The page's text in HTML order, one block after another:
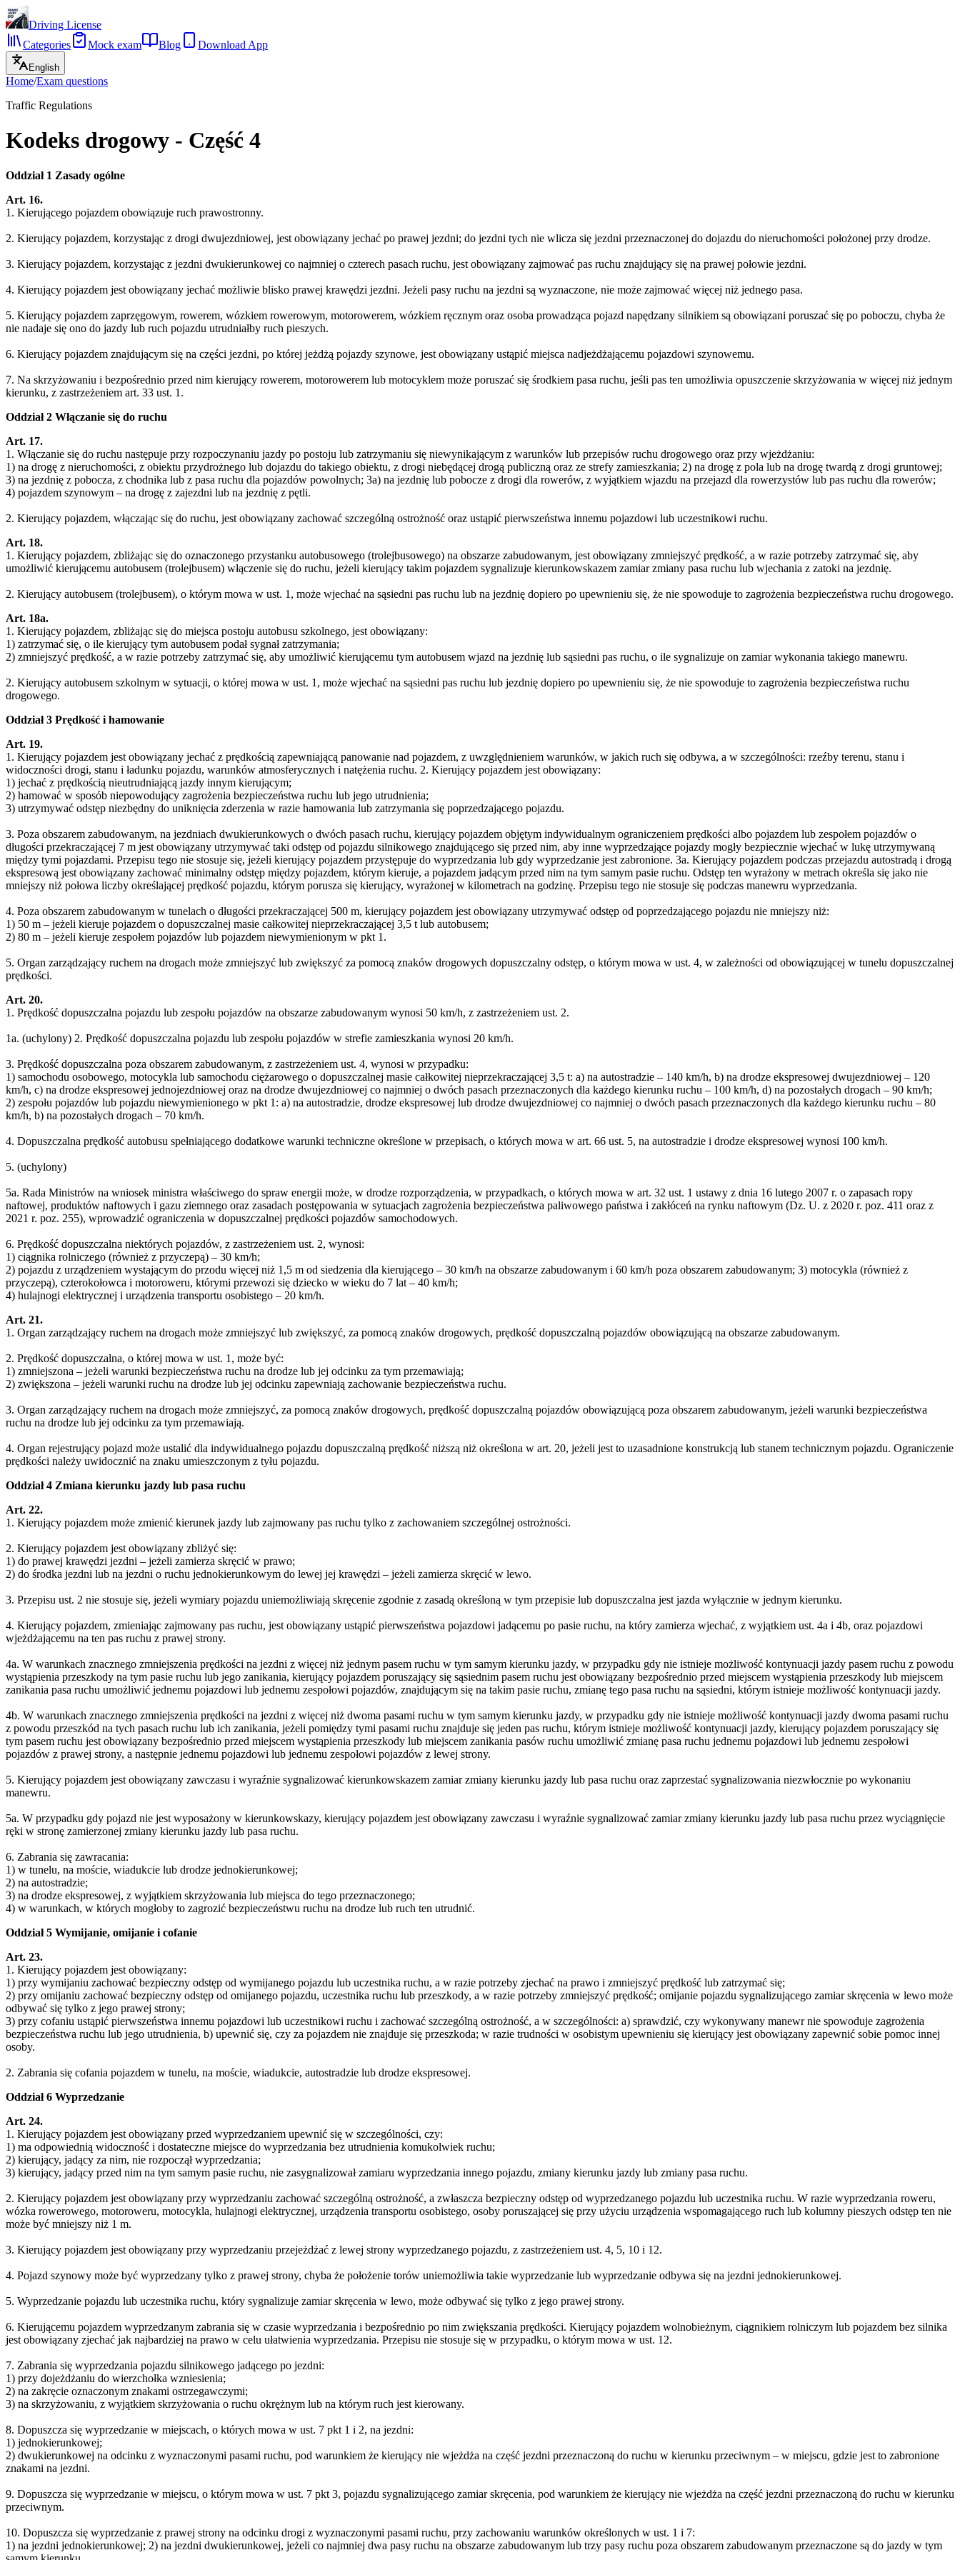
Driving License
Categories
Mock exam Blog Download App
English
Home/Exam questions
Traffic Regulations
Kodeks drogowy - Część 4
Oddział 1 Zasady ogólne
Art. 16.
1. Kierującego pojazdem obowiązuje ruch prawostronny.
2. Kierujący pojazdem, korzystając z drogi dwujezdniowej, jest obowiązany jechać po prawej jezdni; do jezdni tych nie wlicza się jezdni przeznaczonej do dojazdu do nieruchomości położonej przy drodze.
3. Kierujący pojazdem, korzystając z jezdni dwukierunkowej co najmniej o czterech pasach ruchu, jest obowiązany zajmować pas ruchu znajdujący się na prawej połowie jezdni.
4. Kierujący pojazdem jest obowiązany jechać możliwie blisko prawej krawędzi jezdni. Jeżeli pasy ruchu na jezdni są wyznaczone, nie może zajmować więcej niż jednego pasa.
5. Kierujący pojazdem zaprzęgowym, rowerem, wózkiem rowerowym, motorowerem, wózkiem ręcznym oraz osoba prowadząca pojazd napędzany silnikiem są obowiązani poruszać się po poboczu, chyba że
nie nadaje się ono do jazdy lub ruch pojazdu utrudniałby ruch pieszych.
6. Kierujący pojazdem znajdującym się na części jezdni, po której jeżdżą pojazdy szynowe, jest obowiązany ustąpić miejsca nadjeżdżającemu pojazdowi szynowemu.
7. Na skrzyżowaniu i bezpośrednio przed nim kierujący rowerem, motorowerem lub motocyklem może poruszać się środkiem pasa ruchu, jeśli pas ten umożliwia opuszczenie skrzyżowania w więcej niż jednym
kierunku, z zastrzeżeniem art. 33 ust. 1.
Oddział 2 Włączanie się do ruchu
Art. 17.
1. Włączanie się do ruchu następuje przy rozpoczynaniu jazdy po postoju lub zatrzymaniu się niewynikającym z warunków lub przepisów ruchu drogowego oraz przy wjeżdżaniu:
1) na drogę z nieruchomości, z obiektu przydrożnego lub dojazdu do takiego obiektu, z drogi niebędącej drogą publiczną oraz ze strefy zamieszkania; 2) na drogę z pola lub na drogę twardą z drogi gruntowej;
3) na jezdnię z pobocza, z chodnika lub z pasa ruchu dla pojazdów powolnych; 3a) na jezdnię lub pobocze z drogi dla rowerów, z wyjątkiem wjazdu na przejazd dla rowerzystów lub pas ruchu dla rowerów;
4) pojazdem szynowym – na drogę z zajezdni lub na jezdnię z pętli.
2. Kierujący pojazdem, włączając się do ruchu, jest obowiązany zachować szczególną ostrożność oraz ustąpić pierwszeństwa innemu pojazdowi lub uczestnikowi ruchu.
Art. 18.
1. Kierujący pojazdem, zbliżając się do oznaczonego przystanku autobusowego (trolejbusowego) na obszarze zabudowanym, jest obowiązany zmniejszyć prędkość, a w razie potrzeby zatrzymać się, aby
umożliwić kierującemu autobusem (trolejbusem) włączenie się do ruchu, jeżeli kierujący takim pojazdem sygnalizuje kierunkowskazem zamiar zmiany pasa ruchu lub wjechania z zatoki na jezdnię.
2. Kierujący autobusem (trolejbusem), o którym mowa w ust. 1, może wjechać na sąsiedni pas ruchu lub na jezdnię dopiero po upewnieniu się, że nie spowoduje to zagrożenia bezpieczeństwa ruchu drogowego.
Art. 18a.
1. Kierujący pojazdem, zbliżając się do miejsca postoju autobusu szkolnego, jest obowiązany:
1) zatrzymać się, o ile kierujący tym autobusem podał sygnał zatrzymania;
2) zmniejszyć prędkość, a w razie potrzeby zatrzymać się, aby umożliwić kierującemu tym autobusem wjazd na jezdnię lub sąsiedni pas ruchu, o ile sygnalizuje on zamiar wykonania takiego manewru.
2. Kierujący autobusem szkolnym w sytuacji, o której mowa w ust. 1, może wjechać na sąsiedni pas ruchu lub jezdnię dopiero po upewnieniu się, że nie spowoduje to zagrożenia bezpieczeństwa ruchu
drogowego.
Oddział 3 Prędkość i hamowanie
Art. 19.
1. Kierujący pojazdem jest obowiązany jechać z prędkością zapewniającą panowanie nad pojazdem, z uwzględnieniem warunków, w jakich ruch się odbywa, a w szczególności: rzeźby terenu, stanu i
widoczności drogi, stanu i ładunku pojazdu, warunków atmosferycznych i natężenia ruchu. 2. Kierujący pojazdem jest obowiązany:
1) jechać z prędkością nieutrudniającą jazdy innym kierującym;
2) hamować w sposób niepowodujący zagrożenia bezpieczeństwa ruchu lub jego utrudnienia;
3) utrzymywać odstęp niezbędny do uniknięcia zderzenia w razie hamowania lub zatrzymania się poprzedzającego pojazdu.
3. Poza obszarem zabudowanym, na jezdniach dwukierunkowych o dwóch pasach ruchu, kierujący pojazdem objętym indywidualnym ograniczeniem prędkości albo pojazdem lub zespołem pojazdów o
długości przekraczającej 7 m jest obowiązany utrzymywać taki odstęp od pojazdu silnikowego znajdującego się przed nim, aby inne wyprzedzające pojazdy mogły bezpiecznie wjechać w lukę utrzymywaną
między tymi pojazdami. Przepisu tego nie stosuje się, jeżeli kierujący pojazdem przystępuje do wyprzedzania lub gdy wyprzedzanie jest zabronione. 3a. Kierujący pojazdem podczas przejazdu autostradą i drogą
ekspresową jest obowiązany zachować minimalny odstęp między pojazdem, którym kieruje, a pojazdem jadącym przed nim na tym samym pasie ruchu. Odstęp ten wyrażony w metrach określa się jako nie
mniejszy niż połowa liczby określającej prędkość pojazdu, którym porusza się kierujący, wyrażonej w kilometrach na godzinę. Przepisu tego nie stosuje się podczas manewru wyprzedzania.
4. Poza obszarem zabudowanym w tunelach o długości przekraczającej 500 m, kierujący pojazdem jest obowiązany utrzymywać odstęp od poprzedzającego pojazdu nie mniejszy niż:
1) 50 m – jeżeli kieruje pojazdem o dopuszczalnej masie całkowitej nieprzekraczającej 3,5 t lub autobusem;
2) 80 m – jeżeli kieruje zespołem pojazdów lub pojazdem niewymienionym w pkt 1.
5. Organ zarządzający ruchem na drogach może zmniejszyć lub zwiększyć za pomocą znaków drogowych dopuszczalny odstęp, o którym mowa w ust. 4, w zależności od obowiązującej w tunelu dopuszczalnej
prędkości.
Art. 20.
1. Prędkość dopuszczalna pojazdu lub zespołu pojazdów na obszarze zabudowanym wynosi 50 km/h, z zastrzeżeniem ust. 2.
1a. (uchylony) 2. Prędkość dopuszczalna pojazdu lub zespołu pojazdów w strefie zamieszkania wynosi 20 km/h.
3. Prędkość dopuszczalna poza obszarem zabudowanym, z zastrzeżeniem ust. 4, wynosi w przypadku:
1) samochodu osobowego, motocykla lub samochodu ciężarowego o dopuszczalnej masie całkowitej nieprzekraczającej 3,5 t: a) na autostradzie – 140 km/h, b) na drodze ekspresowej dwujezdniowej – 120
km/h, c) na drodze ekspresowej jednojezdniowej oraz na drodze dwujezdniowej co najmniej o dwóch pasach przeznaczonych dla każdego kierunku ruchu – 100 km/h, d) na pozostałych drogach – 90 km/h;
2) zespołu pojazdów lub pojazdu niewymienionego w pkt 1: a) na autostradzie, drodze ekspresowej lub drodze dwujezdniowej co najmniej o dwóch pasach przeznaczonych dla każdego kierunku ruchu – 80
km/h, b) na pozostałych drogach – 70 km/h.
4. Dopuszczalna prędkość autobusu spełniającego dodatkowe warunki techniczne określone w przepisach, o których mowa w art. 66 ust. 5, na autostradzie i drodze ekspresowej wynosi 100 km/h.
5. (uchylony)
5a. Rada Ministrów na wniosek ministra właściwego do spraw energii może, w drodze rozporządzenia, w przypadkach, o których mowa w art. 32 ust. 1 ustawy z dnia 16 lutego 2007 r. o zapasach ropy
naftowej, produktów naftowych i gazu ziemnego oraz zasadach postępowania w sytuacjach zagrożenia bezpieczeństwa paliwowego państwa i zakłóceń na rynku naftowym (Dz. U. z 2020 r. poz. 411 oraz z
2021 r. poz. 255), wprowadzić ograniczenia w dopuszczalnej prędkości pojazdów samochodowych.
6. Prędkość dopuszczalna niektórych pojazdów, z zastrzeżeniem ust. 2, wynosi:
1) ciągnika rolniczego (również z przyczepą) – 30 km/h;
2) pojazdu z urządzeniem wystającym do przodu więcej niż 1,5 m od siedzenia dla kierującego – 30 km/h na obszarze zabudowanym i 60 km/h poza obszarem zabudowanym; 3) motocykla (również z
przyczepą), czterokołowca i motoroweru, którymi przewozi się dziecko w wieku do 7 lat – 40 km/h;
4) hulajnogi elektrycznej i urządzenia transportu osobistego – 20 km/h.
Art. 21.
1. Organ zarządzający ruchem na drogach może zmniejszyć lub zwiększyć, za pomocą znaków drogowych, prędkość dopuszczalną pojazdów obowiązującą na obszarze zabudowanym.
2. Prędkość dopuszczalna, o której mowa w ust. 1, może być:
1) zmniejszona – jeżeli warunki bezpieczeństwa ruchu na drodze lub jej odcinku za tym przemawiają;
2) zwiększona – jeżeli warunki ruchu na drodze lub jej odcinku zapewniają zachowanie bezpieczeństwa ruchu.
3. Organ zarządzający ruchem na drogach może zmniejszyć, za pomocą znaków drogowych, prędkość dopuszczalną pojazdów obowiązującą poza obszarem zabudowanym, jeżeli warunki bezpieczeństwa
ruchu na drodze lub jej odcinku za tym przemawiają.
4. Organ rejestrujący pojazd może ustalić dla indywidualnego pojazdu dopuszczalną prędkość niższą niż określona w art. 20, jeżeli jest to uzasadnione konstrukcją lub stanem technicznym pojazdu. Ograniczenie
prędkości należy uwidocznić na znaku umieszczonym z tyłu pojazdu.
Oddział 4 Zmiana kierunku jazdy lub pasa ruchu
Art. 22.
1. Kierujący pojazdem może zmienić kierunek jazdy lub zajmowany pas ruchu tylko z zachowaniem szczególnej ostrożności.
2. Kierujący pojazdem jest obowiązany zbliżyć się:
1) do prawej krawędzi jezdni – jeżeli zamierza skręcić w prawo;
2) do środka jezdni lub na jezdni o ruchu jednokierunkowym do lewej jej krawędzi – jeżeli zamierza skręcić w lewo.
3. Przepisu ust. 2 nie stosuje się, jeżeli wymiary pojazdu uniemożliwiają skręcenie zgodnie z zasadą określoną w tym przepisie lub dopuszczalna jest jazda wyłącznie w jednym kierunku.
4. Kierujący pojazdem, zmieniając zajmowany pas ruchu, jest obowiązany ustąpić pierwszeństwa pojazdowi jadącemu po pasie ruchu, na który zamierza wjechać, z wyjątkiem ust. 4a i 4b, oraz pojazdowi
wjeżdżającemu na ten pas ruchu z prawej strony.
4a. W warunkach znacznego zmniejszenia prędkości na jezdni z więcej niż jednym pasem ruchu w tym samym kierunku jazdy, w przypadku gdy nie istnieje możliwość kontynuacji jazdy pasem ruchu z powodu
wystąpienia przeszkody na tym pasie ruchu lub jego zanikania, kierujący pojazdem poruszający się sąsiednim pasem ruchu jest obowiązany bezpośrednio przed miejscem wystąpienia przeszkody lub miejscem
zanikania pasa ruchu umożliwić jednemu pojazdowi lub jednemu zespołowi pojazdów, znajdującym się na takim pasie ruchu, zmianę tego pasa ruchu na sąsiedni, którym istnieje możliwość kontynuacji jazdy.
4b. W warunkach znacznego zmniejszenia prędkości na jezdni z więcej niż dwoma pasami ruchu w tym samym kierunku jazdy, w przypadku gdy nie istnieje możliwość kontynuacji jazdy dwoma pasami ruchu
z powodu przeszkód na tych pasach ruchu lub ich zanikania, jeżeli pomiędzy tymi pasami ruchu znajduje się jeden pas ruchu, którym istnieje możliwość kontynuacji jazdy, kierujący pojazdem poruszający się
tym pasem ruchu jest obowiązany bezpośrednio przed miejscem wystąpienia przeszkody lub miejscem zanikania pasów ruchu umożliwić zmianę pasa ruchu jednemu pojazdowi lub jednemu zespołowi
pojazdów z prawej strony, a następnie jednemu pojazdowi lub jednemu zespołowi pojazdów z lewej strony.
5. Kierujący pojazdem jest obowiązany zawczasu i wyraźnie sygnalizować kierunkowskazem zamiar zmiany kierunku jazdy lub pasa ruchu oraz zaprzestać sygnalizowania niezwłocznie po wykonaniu
manewru.
5a. W przypadku gdy pojazd nie jest wyposażony w kierunkowskazy, kierujący pojazdem jest obowiązany zawczasu i wyraźnie sygnalizować zamiar zmiany kierunku jazdy lub pasa ruchu przez wyciągnięcie
ręki w stronę zamierzonej zmiany kierunku jazdy lub pasa ruchu.
6. Zabrania się zawracania:
1) w tunelu, na moście, wiadukcie lub drodze jednokierunkowej;
2) na autostradzie;
3) na drodze ekspresowej, z wyjątkiem skrzyżowania lub miejsca do tego przeznaczonego;
4) w warunkach, w których mogłoby to zagrozić bezpieczeństwu ruchu na drodze lub ruch ten utrudnić.
Oddział 5 Wymijanie, omijanie i cofanie
Art. 23.
1. Kierujący pojazdem jest obowiązany:
1) przy wymijaniu zachować bezpieczny odstęp od wymijanego pojazdu lub uczestnika ruchu, a w razie potrzeby zjechać na prawo i zmniejszyć prędkość lub zatrzymać się;
2) przy omijaniu zachować bezpieczny odstęp od omijanego pojazdu, uczestnika ruchu lub przeszkody, a w razie potrzeby zmniejszyć prędkość; omijanie pojazdu sygnalizującego zamiar skręcenia w lewo może
odbywać się tylko z jego prawej strony;
3) przy cofaniu ustąpić pierwszeństwa innemu pojazdowi lub uczestnikowi ruchu i zachować szczególną ostrożność, a w szczególności: a) sprawdzić, czy wykonywany manewr nie spowoduje zagrożenia
bezpieczeństwa ruchu lub jego utrudnienia, b) upewnić się, czy za pojazdem nie znajduje się przeszkoda; w razie trudności w osobistym upewnieniu się kierujący jest obowiązany zapewnić sobie pomoc innej
osoby.
2. Zabrania się cofania pojazdem w tunelu, na moście, wiadukcie, autostradzie lub drodze ekspresowej.
Oddział 6 Wyprzedzanie
Art. 24.
1. Kierujący pojazdem jest obowiązany przed wyprzedzaniem upewnić się w szczególności, czy:
1) ma odpowiednią widoczność i dostateczne miejsce do wyprzedzania bez utrudnienia komukolwiek ruchu;
2) kierujący, jadący za nim, nie rozpoczął wyprzedzania;
3) kierujący, jadący przed nim na tym samym pasie ruchu, nie zasygnalizował zamiaru wyprzedzania innego pojazdu, zmiany kierunku jazdy lub zmiany pasa ruchu.
2. Kierujący pojazdem jest obowiązany przy wyprzedzaniu zachować szczególną ostrożność, a zwłaszcza bezpieczny odstęp od wyprzedzanego pojazdu lub uczestnika ruchu. W razie wyprzedzania roweru,
wózka rowerowego, motoroweru, motocykla, hulajnogi elektrycznej, urządzenia transportu osobistego, osoby poruszającej się przy użyciu urządzenia wspomagającego ruch lub kolumny pieszych odstęp ten nie
może być mniejszy niż 1 m.
3. Kierujący pojazdem jest obowiązany przy wyprzedzaniu przejeżdżać z lewej strony wyprzedzanego pojazdu, z zastrzeżeniem ust. 4, 5, 10 i 12.
4. Pojazd szynowy może być wyprzedzany tylko z prawej strony, chyba że położenie torów uniemożliwia takie wyprzedzanie lub wyprzedzanie odbywa się na jezdni jednokierunkowej.
5. Wyprzedzanie pojazdu lub uczestnika ruchu, który sygnalizuje zamiar skręcenia w lewo, może odbywać się tylko z jego prawej strony.
6. Kierującemu pojazdem wyprzedzanym zabrania się w czasie wyprzedzania i bezpośrednio po nim zwiększania prędkości. Kierujący pojazdem wolnobieżnym, ciągnikiem rolniczym lub pojazdem bez silnika
jest obowiązany zjechać jak najbardziej na prawo w celu ułatwienia wyprzedzania. Przepisu nie stosuje się w przypadku, o którym mowa w ust. 12.
7. Zabrania się wyprzedzania pojazdu silnikowego jadącego po jezdni:
1) przy dojeżdżaniu do wierzchołka wzniesienia;
2) na zakręcie oznaczonym znakami ostrzegawczymi;
3) na skrzyżowaniu, z wyjątkiem skrzyżowania o ruchu okrężnym lub na którym ruch jest kierowany.
8. Dopuszcza się wyprzedzanie w miejscach, o których mowa w ust. 7 pkt 1 i 2, na jezdni:
1) jednokierunkowej;
2) dwukierunkowej na odcinku z wyznaczonymi pasami ruchu, pod warunkiem że kierujący nie wjeżdża na część jezdni przeznaczoną do ruchu w kierunku przeciwnym – w miejscu, gdzie jest to zabronione
znakami na jezdni.
9. Dopuszcza się wyprzedzanie w miejscu, o którym mowa w ust. 7 pkt 3, pojazdu sygnalizującego zamiar skręcenia, pod warunkiem że kierujący nie wjeżdża na część jezdni przeznaczoną do ruchu w kierunku
przeciwnym.
10. Dopuszcza się wyprzedzanie z prawej strony na odcinku drogi z wyznaczonymi pasami ruchu, przy zachowaniu warunków określonych w ust. 1 i 7:
1) na jezdni jednokierunkowej; 2) na jezdni dwukierunkowej, jeżeli co najmniej dwa pasy ruchu na obszarze zabudowanym lub trzy pasy ruchu poza obszarem zabudowanym przeznaczone są do jazdy w tym